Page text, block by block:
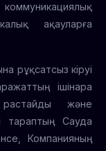
ақауларға
рұқсатсыз кіруі
ішінара
және
тараптың Сауда
Компанияның